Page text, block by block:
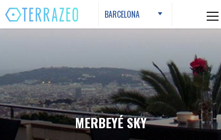
Skip
to
content
BARCELONA
MERBEYÉ SKY